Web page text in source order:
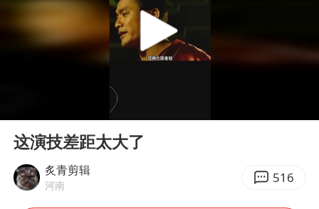
我国编制完成新版全月地质图
Play
这演技差距太大了
炙青剪辑
河南 516